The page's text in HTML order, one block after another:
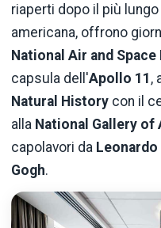
riaperti dopo il più
americana, offrono
National Air and Space
capsula dell'Apollo 11 ,
Natural History con il
alla National Gallery of
capolavori da Leonardo
Gogh.